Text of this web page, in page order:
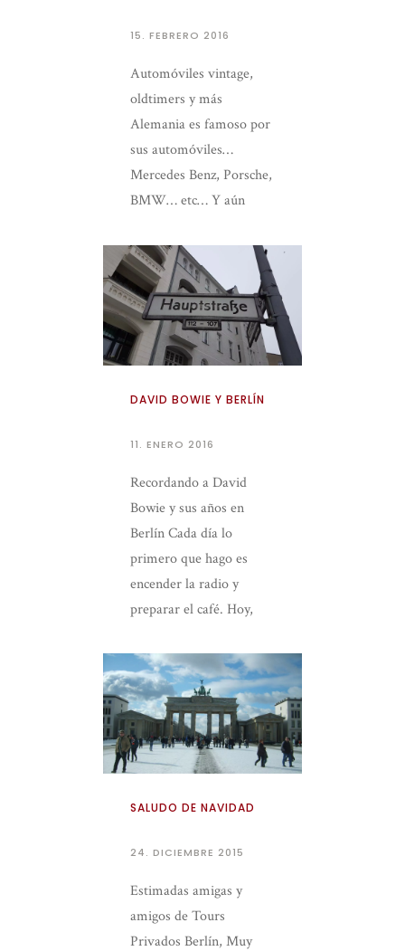
15. FEBRERO 2016
Automóviles vintage,
oldtimers y más
Alemania es famoso por
sus automóviles…
Mercedes Benz, Porsche,
BMW… etc… Y aún
están esas famosas
fábricas, podemos
disfrutar de uno […]
DAVID BOWIE Y BERLÍN
11. ENERO 2016
Recordando a David
Bowie y sus años en
Berlín Cada día lo
primero que hago es
encender la radio y
preparar el café. Hoy,
[…]
SALUDO DE NAVIDAD
24. DICIEMBRE 2015
Estimadas amigas y
amigos de Tours
Privados Berlín, Muy